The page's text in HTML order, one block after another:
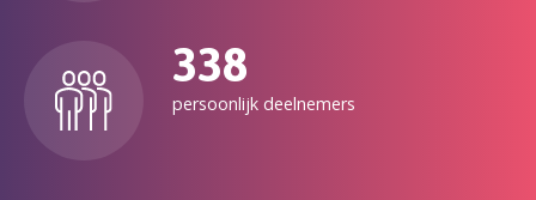
338
persoonlijk deelnemers